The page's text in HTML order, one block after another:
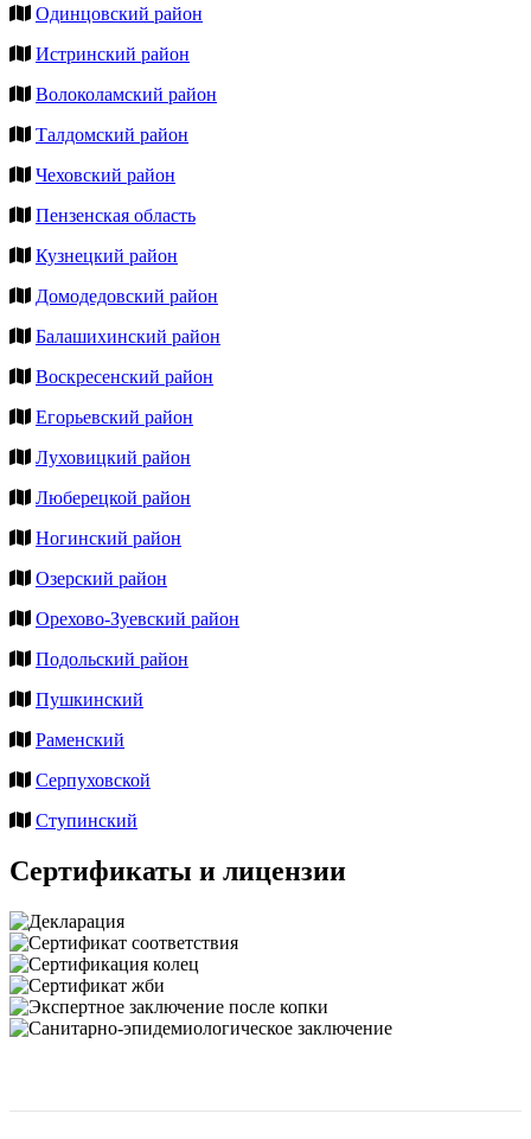
Одинцовский район
Истринский район
Волоколамский район
Талдомский район
Чеховский район
Пензенская область
Кузнецкий район
Домодедовский район
Балашихинский район
Воскресенский район
Егорьевский район
Луховицкий район
Люберецкой район
Ногинский район
Озерский район
Орехово-Зуевский район
Подольский район
Пушкинский
Раменский
Серпуховской
Ступинский
Сертификаты и лицензии